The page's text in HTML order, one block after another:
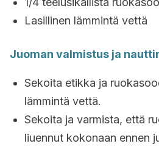
Lasillinen lämmintä vettä
Juoman valmistus ja
Sekoita etikka ja
lämmintä vettä.
Sekoita ja varmista, että
liuennut kokonaan ennen